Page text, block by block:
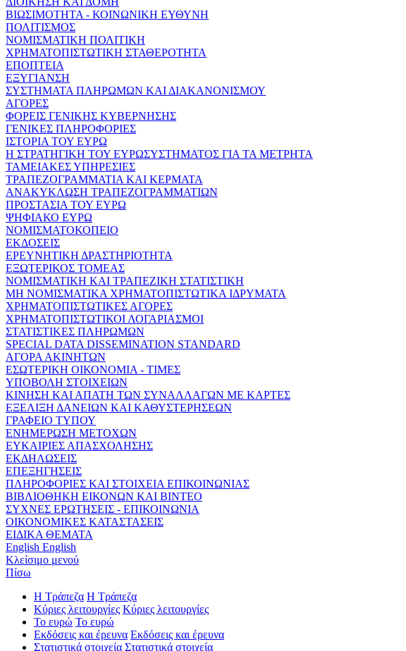
ΒΙΩΣΙΜΟΤΗΤΑ - ΚΟΙΝΩΝΙΚΗ ΕΥΘΥΝΗ
ΠΟΛΙΤΙΣΜΟΣ
ΝΟΜΙΣΜΑΤΙΚΗ ΠΟΛΙΤΙΚΗ
ΧΡΗΜΑΤΟΠΙΣΤΩΤΙΚΗ ΣΤΑΘΕΡΟΤΗΤΑ
ΕΠΟΠΤΕΙΑ
ΕΞΥΓΙΑΝΣΗ
ΣΥΣΤΗΜΑΤΑ ΠΛΗΡΩΜΩΝ ΚΑΙ ΔΙΑΚΑΝΟΝΙΣΜΟΥ
ΑΓΟΡΕΣ
ΦΟΡΕΙΣ ΓΕΝΙΚΗΣ ΚΥΒΕΡΝΗΣΗΣ
ΓΕΝΙΚΕΣ ΠΛΗΡΟΦΟΡΙΕΣ
ΙΣΤΟΡΙΑ ΤΟΥ ΕΥΡΩ
Η ΣΤΡΑΤΗΓΙΚΗ ΤΟΥ ΕΥΡΩΣΥΣΤΗΜΑΤΟΣ ΓΙΑ ΤΑ ΜΕΤΡΗΤΑ
ΤΑΜΕΙΑΚΕΣ ΥΠΗΡΕΣΙΕΣ
ΤΡΑΠΕΖΟΓΡΑΜΜΑΤΙΑ ΚΑΙ ΚΕΡΜΑΤΑ
ΑΝΑΚΥΚΛΩΣΗ ΤΡΑΠΕΖΟΓΡΑΜΜΑΤΙΩΝ
ΠΡΟΣΤΑΣΙΑ ΤΟΥ ΕΥΡΩ
ΨΗΦΙΑΚΟ ΕΥΡΩ
ΝΟΜΙΣΜΑΤΟΚΟΠΕΙΟ
ΕΚΔΟΣΕΙΣ
ΕΡΕΥΝΗΤΙΚΗ ΔΡΑΣΤΗΡΙΟΤΗΤΑ
ΕΞΩΤΕΡΙΚΟΣ ΤΟΜΕΑΣ
ΝΟΜΙΣΜΑΤΙΚΗ ΚΑΙ ΤΡΑΠΕΖΙΚΗ ΣΤΑΤΙΣΤΙΚΗ
ΜΗ ΝΟΜΙΣΜΑΤΙΚΑ ΧΡΗΜΑΤΟΠΙΣΤΩΤΙΚΑ ΙΔΡΥΜΑΤΑ
ΧΡΗΜΑΤΟΠΙΣΤΩΤΙΚΕΣ ΑΓΟΡΕΣ
ΧΡΗΜΑΤΟΠΙΣΤΩΤΙΚΟΙ ΛΟΓΑΡΙΑΣΜΟΙ
ΣΤΑΤΙΣΤΙΚΕΣ ΠΛΗΡΩΜΩΝ
SPECIAL DATA DISSEMINATION STANDARD
ΑΓΟΡΑ ΑΚΙΝΗΤΩΝ
ΕΣΩΤΕΡΙΚΗ ΟΙΚΟΝΟΜΙΑ - ΤΙΜΕΣ
ΥΠΟΒΟΛΗ ΣΤΟΙΧΕΙΩΝ
ΚΙΝΗΣΗ ΚΑΙ ΑΠΑΤΗ ΤΩΝ ΣΥΝΑΛΛΑΓΩΝ ΜΕ ΚΑΡΤΕΣ
ΕΞΕΛΙΞΗ ΔΑΝΕΙΩΝ ΚΑΙ ΚΑΘΥΣΤΕΡΗΣΕΩΝ
ΓΡΑΦΕΙΟ ΤΥΠΟΥ
ΕΝΗΜΕΡΩΣΗ ΜΕΤΟΧΩΝ
ΕΥΚΑΙΡΙΕΣ ΑΠΑΣΧΟΛΗΣΗΣ
ΕΚΔΗΛΩΣΕΙΣ
ΕΠΕΞΗΓΗΣΕΙΣ
ΠΛΗΡΟΦΟΡΙΕΣ ΚΑΙ ΣΤΟΙΧΕΙΑ ΕΠΙΚΟΙΝΩΝΙΑΣ
ΒΙΒΛΙΟΘΗΚΗ ΕΙΚΟΝΩΝ ΚΑΙ ΒΙΝΤΕΟ
ΣΥΧΝΕΣ ΕΡΩΤΗΣΕΙΣ - ΕΠΙΚΟΙΝΩΝΙΑ
ΟΙΚΟΝΟΜΙΚΕΣ ΚΑΤΑΣΤΑΣΕΙΣ
ΕΙΔΙΚΑ ΘΕΜΑΤΑ
English English
Κλείσιμο μενού
Πίσω
Η Τράπεζα Η Τράπεζα
Κύριες λειτουργίες Κύριες λειτουργίες
Το ευρώ Το ευρώ
Εκδόσεις και έρευνα Εκδόσεις και έρευνα
Στατιστικά στοιχεία Στατιστικά στοιχεία